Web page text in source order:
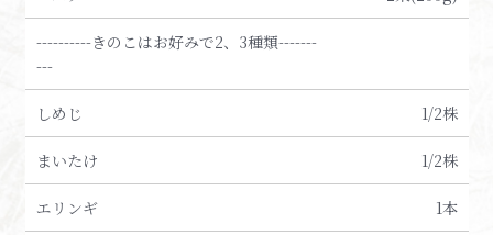
----------きのこはお好みで2、3種類-------
---
しめじ 1/2株
まいたけ 1/2株
エリンギ 1本